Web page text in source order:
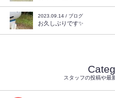
2023.09.14 / ブログ
お久しぶりです✨
スタッフの投稿や最